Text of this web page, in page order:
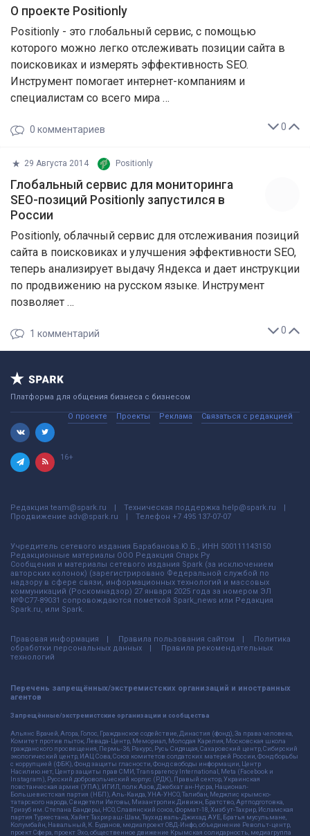
О проекте Positionly
Positionly - это глобальный сервис, с помощью
которого можно легко отслеживать позиции сайта в
поисковиках и измерять эффективность SEO.
Инструмент помогает интернет-компаниям и
специалистам со всего мира …
0
0 комментариев
29 Августа 2014 Positionly
​Глобальный сервис для мониторинга
SEO-позиций Positionly запустился в
России
Positionly, облачный сервис для отслеживания позиций
сайта в поисковиках и улучшения эффективности SEO,
теперь анализирует выдачу Яндекса и дает инструкции
по продвижению на русском языке. Инструмент
позволяет …
0
1 комментарий
Платформа для общения бизнеса с бизнесом
О проекте Проекты Реклама Связаться с редакцией
16+
Редакция team@spark.ru Техническая поддержка help@spark.ru
Продвижение adv@spark.ru Телефон +7 495 137-07-07
Учредитель сетевого издания Барабанова.Ю.Б., ИНН 500111143150
Редакционные материалы ООО Редакция Спарк Ру
Сообщения и материалы сетевого издания Spark (за исключением
авторских колонок) (зарегистрировано Федеральной службой по
надзору в сфере связи, информационных технологий и массовых
коммуникаций (Роскомнадзор) 27 января 2025 года за номером ЭЛ
№ФС77-89031 сопровождаются пометкой Spark_news или Редакция
Spark.ru, или Spark.
Правовая информация Правила пользования сайтом
Политика
обработки персональных данных
Правила рекомендательных
технологий
Перечень запрещённых/экстремистских организаций и иностранных
агентов
Запрещённые/экстремистские организации и сообщества
Альянс Врачей, Агора, Голос, Гражданское содействие, Династия (фонд), За права человека,
Комитет против пыток, Левада-Центр, Мемориал, Молодая Карелия, Московская школа
гражданского просвещения, Пермь-36, Ракурс, Русь Сидящая, Сахаровский центр, Сибирский
экологический центр, ИАЦ Сова, Союз комитетов солдатских матерей России, Фонд борьбы
с коррупцией (ФБК), Фонд защиты гласности, Фонд свободы информации, Центр
Насилию.нет, Центр защиты прав СМИ, Transparency International, Meta (Facebook и
Instagram), Русский добровольческий корпус (РДК), Правый сектор, Украинская
повстанческая армия (УПА), ИГИЛ, полк Азов, Джебхат ан-Нусра, Национал-
Большевистская партия (НБП), Аль-Каида, УНА-УНСО, Талибан, Меджлис крымско-
татарского народа, Свидетели Иеговы, Мизантропик Дивижн, Братство, Артподготовка,
Тризуб им. Степана Бандеры, НСО, Славянский союз, Формат-18, Хизб ут-Тахрир, Исламская
партия Туркестана, Хайят Тахрир аш-Шам, Таухид валь-Джихад, АУЕ, Братья мусульмане,
Колумбайн, Навальный, К. Буданов, медиапроект ОВД-Инфо, объединение Револьт-центр,
проект Сфера, проект Эхо, общественное движение Крымская солидарность, медиагруппа